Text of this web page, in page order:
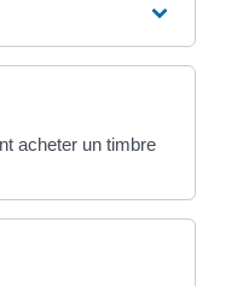
acheter un timbre